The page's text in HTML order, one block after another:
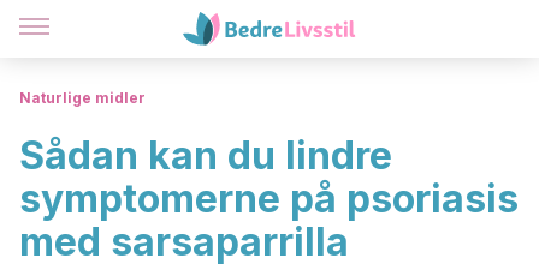
Naturlige midler
Sådan kan du lindre
symptomerne på psoriasis
med sarsaparrilla